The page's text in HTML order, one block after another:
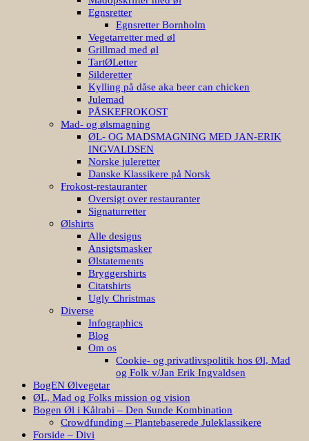
Egnsretter
Egnsretter Bornholm
Vegetarretter med øl
Grillmad med øl
TartØLetter
Silderetter
Kylling på dåse aka beer can chicken
Julemad
PÅSKEFROKOST
Mad- og ølsmagning
ØL- OG MADSMAGNING MED JAN-ERIK
INGVALDSEN
Norske juleretter
Danske Klassikere på Norsk
Frokost-restauranter
Oversigt over restauranter
Signaturretter
Ølshirts
Alle designs
Ansigtsmasker
Ølstatements
Bryggershirts
Citatshirts
Ugly Christmas
Diverse
Infographics
Blog
Om os
Cookie- og privatlivspolitik hos Øl, Mad
og Folk v/Jan Erik Ingvaldsen
BogEN Ølvegetar
ØL, Mad og Folks mission og vision
Bogen Øl i Kålrabi – Den Sunde Kombination
Crowdfunding – Plantebaserede Juleklassikere
Forside – Divi